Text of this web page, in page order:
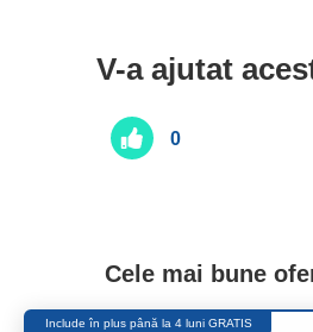
V-a ajutat
0
Cele mai bune
Include în plus până la 4 luni GRATIS